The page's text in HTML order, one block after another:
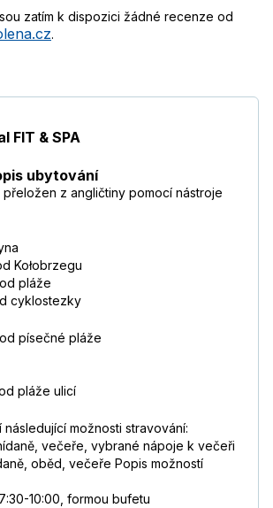
zatím k dispozici žádné recenze od
.
FIT & SPA
ubytování
z angličtiny pomocí nástroje
Kołobrzegu
pláže
cyklostezky
písečné pláže
pláže ulicí
možnosti stravování:
večeře, vybrané nápoje k večeři
oběd, večeře Popis možností
10:00, formou bufetu